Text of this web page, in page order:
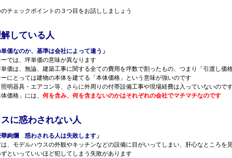
チェックポイントの３つ目をお話ししましょう
している人
単価なのか、基準は会社によって違う」
では、坪単価の意味が異なります
価は、無論、建築工事に関する全ての費用を坪数で割ったもの、つまり「引渡し価
にとっては建物の本体を建てる「本体価格」という意味が強いのです
明器具・エアコン等、さらに外周りの付帯設備工事や現場経費は入っていないので
価格」には、 何を含み、何を含まないのかはそれぞれの会社でマチマチなのです
に惑わされない人
華絢爛 惑わされる人は失敗します」
、モデルハウスの外観やキッチンなどの設備に目がいってしまい、肝心なところを
といっていいほど犯してしまう失敗があります